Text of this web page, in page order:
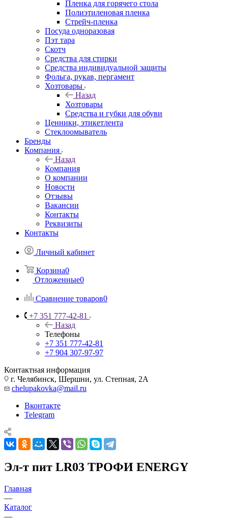
Пленка для горячего стола
Полиэтиленовая пленка
Стрейч-пленка
Посуда одноразовая
Пэт тара
Скотч
Средства для стирки
Средства индивидуальной защиты
Фольга, рукав, пергамент
Хозтовары
Назад
Хозтовары
Средства и губки для обуви
Ценники, этикетлента
Стеклоомыватель
Бренды
Компания
Назад
Компания
О компании
Новости
Отзывы
Вакансии
Контакты
Реквизиты
Контакты
Личный кабинет
Корзина0
Отложенные0
Сравнение товаров0
+7 351 777-42-81
Назад
Телефоны
+7 351 777-42-81
+7 904 307-97-97
Контактная информация
г. Челябинск, Шершни, ул. Степная, 2А
chelupakovka@mail.ru
Вконтакте
Telegram
Эл-т пит LR03 ТРОФИ ENERGY
Главная
—
Каталог
—